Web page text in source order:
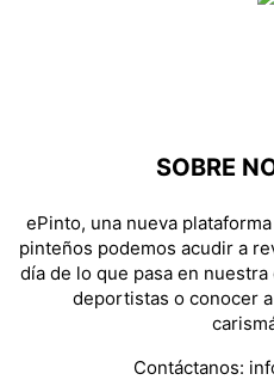
SOBRE
ePinto, una nueva
pinteños podemos acudir a
día de lo que pasa en
deportistas o conocer
Contáctanos: